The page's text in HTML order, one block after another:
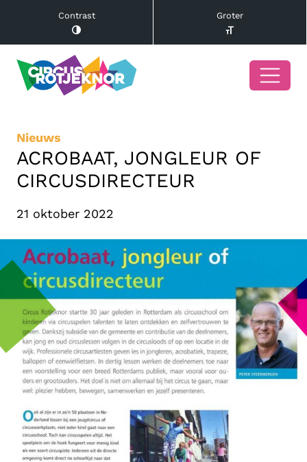
Contrast Groter
Nieuws
ACROBAAT, JONGLEUR OF
CIRCUSDIRECTEUR
21 oktober 2022